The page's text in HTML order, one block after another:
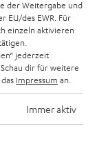
der Weitergabe und
EU/des EWR. Für
einzeln aktivieren
jederzeit
dir für weitere
Impressum an.
Immer aktiv